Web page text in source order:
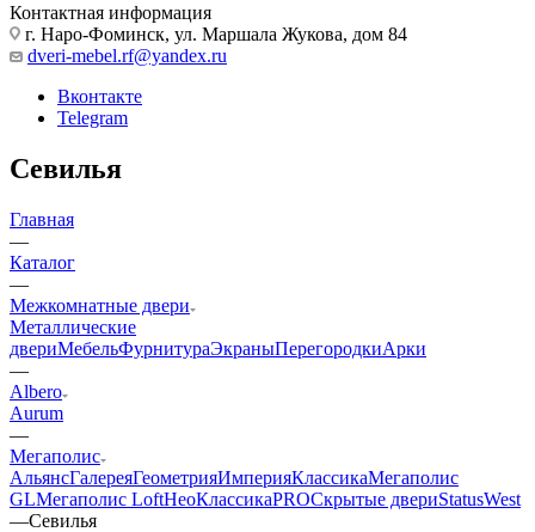
Контактная информация
г. Наро-Фоминск, ул. Маршала Жукова, дом 84
dveri-mebel.rf@yandex.ru
Вконтакте
Telegram
Севилья
Главная
—
Каталог
—
Межкомнатные двери
Металлические
двериМебельФурнитураЭкраныПерегородкиАрки
—
Albero
Aurum
—
Мегаполис
АльянсГалереяГеометрияИмперияКлассикаМегаполис
GLМегаполис LoftНеоКлассикаPROСкрытые двериStatusWest
—Севилья